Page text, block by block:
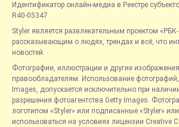
Идентификатор онлайн-медиа в Реестре
R40-05347
Styler является развлекательным проектом
рассказывающим о людях, трендах и всё, что
новостей.
Фотографии, иллюстрации и другие
правообладателям. Использование
Images, допускается исключительно при
разрешения фотоагентства Getty Images.
логотипом «Styler» или подписанные «Styler»
использоваться на условиях лицензии Creative